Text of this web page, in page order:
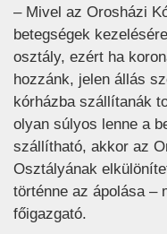
– Mivel az Orosházi
betegségek
osztály, ezért ha
hozzánk, jelen állás
kórházba szállítanák
olyan súlyos lenne a
szállítható, akkor az
Osztályának
történne az ápolása –
főigazgató.